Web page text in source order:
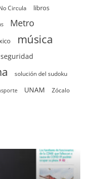
Circula libros
Metro
música
seguridad
solución del sudoku
UNAM Zócalo